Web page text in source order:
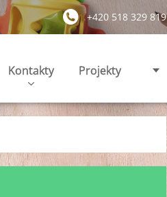
+420 518 329 819
Kontakty Projekty